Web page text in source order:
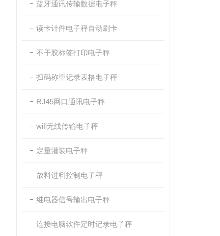
蓝牙通讯传输数据电子秤
读卡计件电子秤自动刷卡
不干胶标签打印电子秤
扫码称重记录表格电子秤
RJ45网口通讯电子秤
wifi无线传输电子秤
定量灌装电子秤
放料进料控制电子秤
继电器信号输出电子秤
连接电脑软件定时记录电子秤